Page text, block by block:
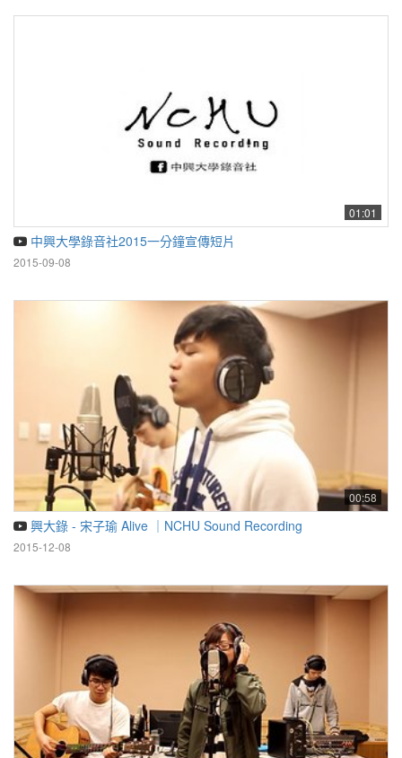
01:01
中興大學錄音社2015一分鐘宣傳短片
2015-09-08
00:58
興大錄 - 宋子瑜 Alive ｜NCHU Sound Recording
2015-12-08